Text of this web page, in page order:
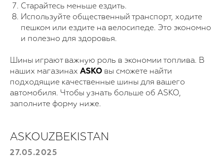
Старайтесь меньше ездить.
Используйте общественный транспорт, ходите
пешком или ездите на велосипеде. Это экономно
и полезно для здоровья.
Шины играют важную роль в экономии топлива. В
наших магазинах ASKO вы сможете найти
подходящие качественные шины для вашего
автомобиля. Чтобы узнать больше об ASKO,
заполните форму ниже.
ASKOUZBEKISTAN
27.05.2025
Оставьте свои данные, и мы с вами
Для покупки!